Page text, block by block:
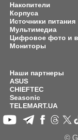
Накопители
Корпуса
Источники питания
Мультимедиа
Цифровое фото и
Мониторы
Наши партнеры
ASUS
CHIEFTEC
Seasonic
TELEMART.UA
©